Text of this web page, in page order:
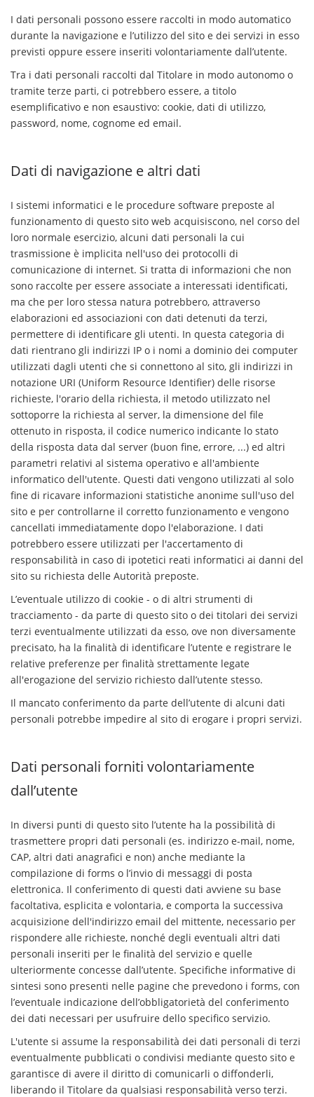
I dati personali possono essere raccolti in modo automatico
durante la navigazione e l’utilizzo del sito e dei servizi in esso
previsti oppure essere inseriti volontariamente dall’utente.
Tra i dati personali raccolti dal Titolare in modo autonomo o
tramite terze parti, ci potrebbero essere, a titolo
esemplificativo e non esaustivo: cookie, dati di utilizzo,
password, nome, cognome ed email.
Dati di navigazione e altri dati
I sistemi informatici e le procedure software preposte al
funzionamento di questo sito web acquisiscono, nel corso del
loro normale esercizio, alcuni dati personali la cui
trasmissione è implicita nell'uso dei protocolli di
comunicazione di internet. Si tratta di informazioni che non
sono raccolte per essere associate a interessati identificati,
ma che per loro stessa natura potrebbero, attraverso
elaborazioni ed associazioni con dati detenuti da terzi,
permettere di identificare gli utenti. In questa categoria di
dati rientrano gli indirizzi IP o i nomi a dominio dei computer
utilizzati dagli utenti che si connettono al sito, gli indirizzi in
notazione URI (Uniform Resource Identifier) delle risorse
richieste, l'orario della richiesta, il metodo utilizzato nel
sottoporre la richiesta al server, la dimensione del file
ottenuto in risposta, il codice numerico indicante lo stato
della risposta data dal server (buon fine, errore, ...) ed altri
parametri relativi al sistema operativo e all'ambiente
informatico dell'utente. Questi dati vengono utilizzati al solo
fine di ricavare informazioni statistiche anonime sull'uso del
sito e per controllarne il corretto funzionamento e vengono
cancellati immediatamente dopo l'elaborazione. I dati
potrebbero essere utilizzati per l'accertamento di
responsabilità in caso di ipotetici reati informatici ai danni del
sito su richiesta delle Autorità preposte.
L’eventuale utilizzo di cookie - o di altri strumenti di
tracciamento - da parte di questo sito o dei titolari dei servizi
terzi eventualmente utilizzati da esso, ove non diversamente
precisato, ha la finalità di identificare l’utente e registrare le
relative preferenze per finalità strettamente legate
all'erogazione del servizio richiesto dall’utente stesso.
Il mancato conferimento da parte dell’utente di alcuni dati
personali potrebbe impedire al sito di erogare i propri servizi.
Dati personali forniti volontariamente
dall’utente
In diversi punti di questo sito l’utente ha la possibilità di
trasmettere propri dati personali (es. indirizzo e-mail, nome,
CAP, altri dati anagrafici e non) anche mediante la
compilazione di forms o l’invio di messaggi di posta
elettronica. Il conferimento di questi dati avviene su base
facoltativa, esplicita e volontaria, e comporta la successiva
acquisizione dell'indirizzo email del mittente, necessario per
rispondere alle richieste, nonché degli eventuali altri dati
personali inseriti per le finalità del servizio e quelle
ulteriormente concesse dall’utente. Specifiche informative di
sintesi sono presenti nelle pagine che prevedono i forms, con
l’eventuale indicazione dell’obbligatorietà del conferimento
dei dati necessari per usufruire dello specifico servizio.
L'utente si assume la responsabilità dei dati personali di terzi
eventualmente pubblicati o condivisi mediante questo sito e
garantisce di avere il diritto di comunicarli o diffonderli,
liberando il Titolare da qualsiasi responsabilità verso terzi.